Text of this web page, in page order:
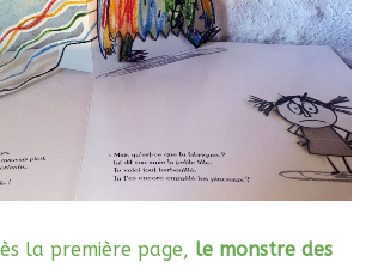
la première page, le monstre des